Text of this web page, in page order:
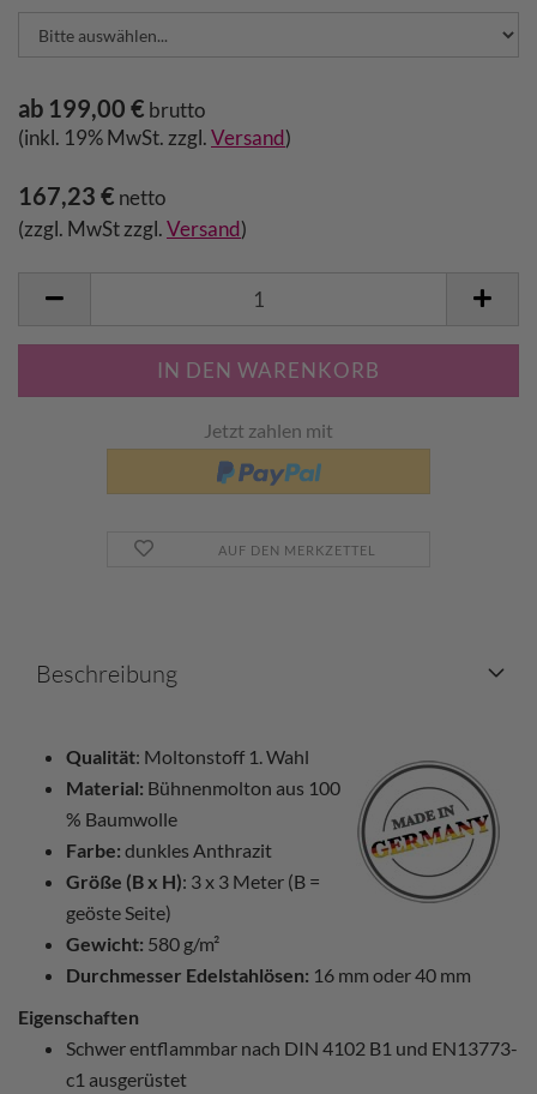
ab 199,00 € brutto
(inkl. 19% MwSt. zzgl. Versand )
167,23 € netto
(zzgl. MwSt zzgl. Versand)
Jetzt zahlen mit
AUF DEN MERKZETTEL
Beschreibung
Qualität: Moltonstoff 1. Wahl
Material: Bühnenmolton aus 100
% Baumwolle
Farbe: dunkles Anthrazit
Größe (B x H): 3 x 3 Meter (B =
geöste Seite)
Gewicht: 580 g/m²
Durchmesser Edelstahlösen: 16 mm oder 40 mm
Eigenschaften
Schwer entflammbar nach DIN 4102 B1 und EN13773-
c1 ausgerüstet